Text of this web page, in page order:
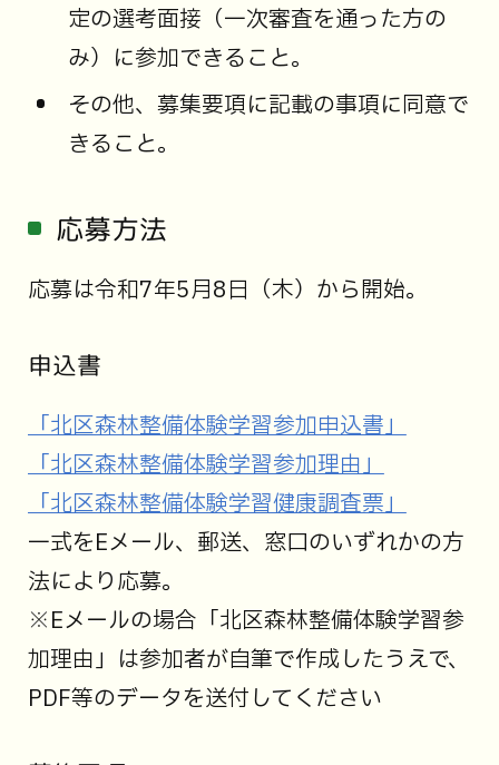
定の選考面接（一次審査を通った方の
み）に参加できること。
その他、募集要項に記載の事項に同意で
きること。
応募方法
応募は令和7年5月8日（木）から開始。
申込書
「北区森林整備体験学習参加申込書」
「北区森林整備体験学習参加理由」
「北区森林整備体験学習健康調査票」
一式をEメール、郵送、窓口のいずれかの方
法により応募。
※Eメールの場合「北区森林整備体験学習参
加理由」は参加者が自筆で作成したうえで、
PDF等のデータを送付してください